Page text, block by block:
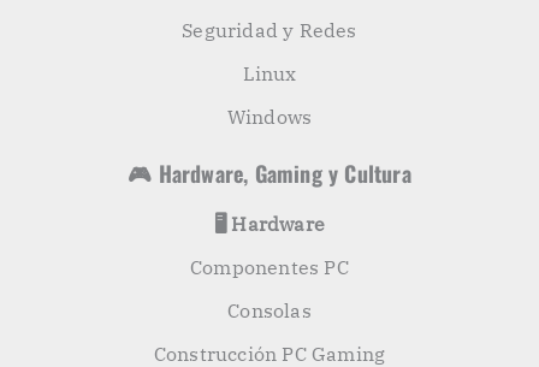
Seguridad y Redes
Linux
Windows
🎮 Hardware, Gaming y Cultura
🖥️ Hardware
Componentes PC
Consolas
Construcción PC Gaming